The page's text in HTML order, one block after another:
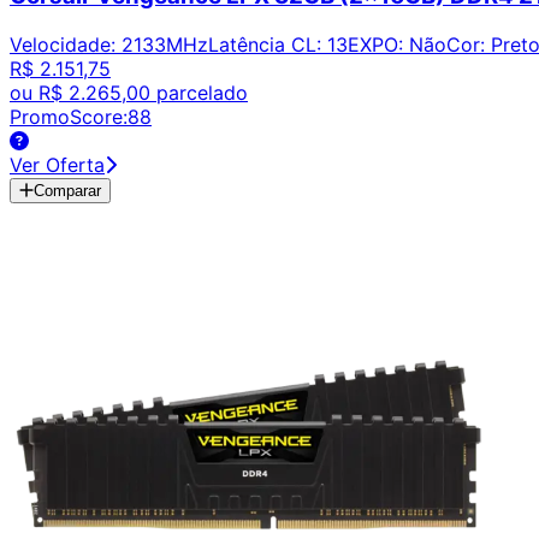
Velocidade: 2133MHzLatência CL: 13EXPO: NãoCor: Preto
R$ 2.151,75
ou R$ 2.265,00 parcelado
PromoScore:88
Ver Oferta
Comparar